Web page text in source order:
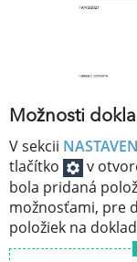
Možnosti
V sekcii
tlačítko
v
bola pridaná
možnosťami, pre
položiek na